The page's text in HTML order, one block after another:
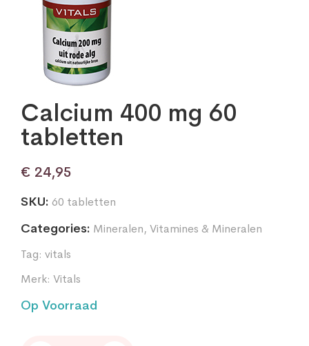
Calcium 400 mg 60
tabletten
€ 24,95
SKU: 60 tabletten
Categories: Mineralen, Vitamines & Mineralen
Tag: vitals
Merk: Vitals
Op Voorraad